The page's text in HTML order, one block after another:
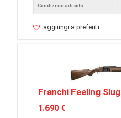
Condizioni articolo
aggiungi a preferiti
Franchi Feeling Slug
1.690 €